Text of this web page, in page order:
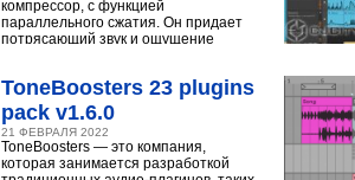
компрессор, с функцией
параллельного сжатия. Он придает
потрясающий звук и ощущение
ToneBoosters 23 plugins
pack v1.6.0
21 ФЕВРАЛЯ 2022
ToneBoosters — это компания,
которая занимается разработкой